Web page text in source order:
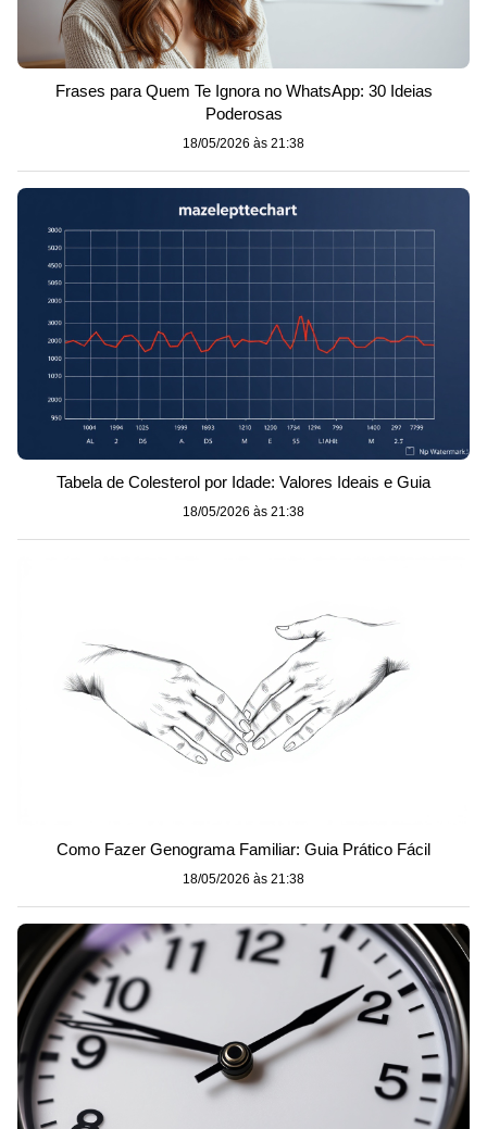
Frases para Quem Te Ignora no WhatsApp: 30 Ideias
Poderosas
18/05/2026 às 21:38
Tabela de Colesterol por Idade: Valores Ideais e Guia
18/05/2026 às 21:38
Como Fazer Genograma Familiar: Guia Prático Fácil
18/05/2026 às 21:38